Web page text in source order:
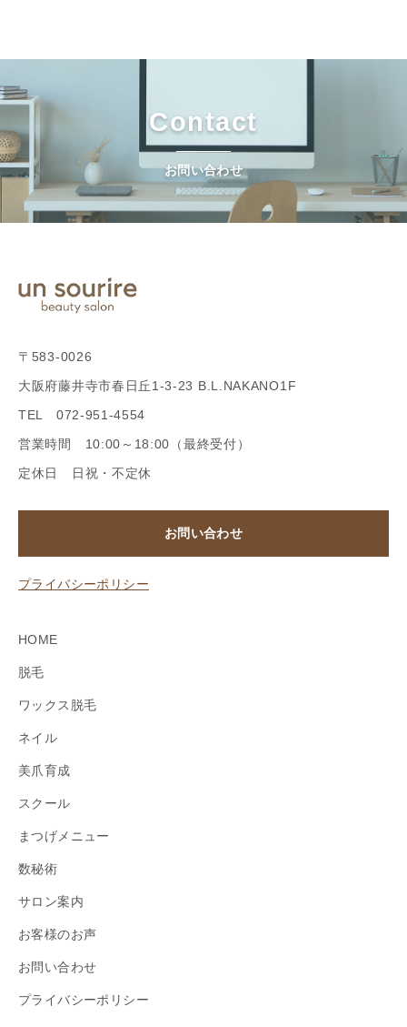
Contact
お問い合わせ
〒583-0026
大阪府藤井寺市春日丘1-3-23 B.L.NAKANO1F
TEL 072-951-4554
営業時間 10:00～18:00（最終受付）
定休日 日祝・不定休
お問い合わせ
プライバシーポリシー
HOME
脱毛
ワックス脱毛
ネイル
美爪育成
スクール
まつげメニュー
数秘術
サロン案内
お客様のお声
お問い合わせ
プライバシーポリシー